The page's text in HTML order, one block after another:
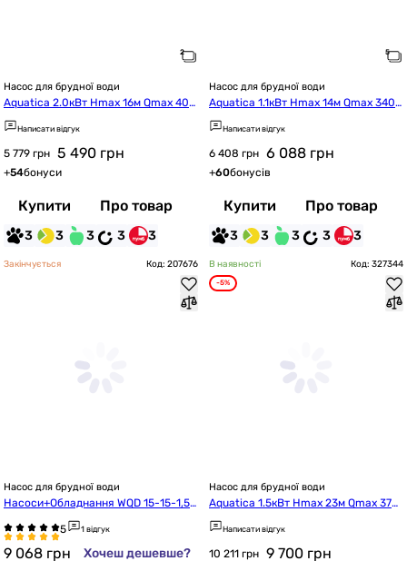
Насос для брудної води
Aquatica 2.0кВт Hmax 16м Qmax 400
л/хв mid (773383)
Написати відгук
5 779 грн 5 490 грн
+54бонуси
Купити Про товар
3 3 3 3 3
Насос для брудної води
Aquatica 1.1кВт Hmax 14м Qmax 340
л/хв mid (773392)
Написати відгук
6 408 грн 6 088 грн
+60бонусів
Купити Про товар
3 3 3 3 3
Закінчується Код: 207676
Насос для брудної води
Насоси+Обладнання WQD 15-15-1,5
1 відгук
9 068 грн Хочеш дешевше?
В наявності Код: 327344
-5%
Насос для брудної води
Aquatica 1.5кВт Hmax 23м Qmax 375
л/хв (773424)
Написати відгук
10 211 грн 9 700 грн